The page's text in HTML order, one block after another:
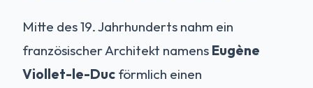
Mitte des 19. Jahrhunderts nahm ein
französischer Architekt namens Eugène
Viollet-le-Duc förmlich einen